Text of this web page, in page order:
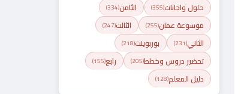
حلول واجابات(355) الثامن(334)
موسوعة عمان(255) الثالث(247)
الثاني(231) بوربوينت(218)
تحضير دروس وخطط(205) رابع(155)
دليل المعلم(128)